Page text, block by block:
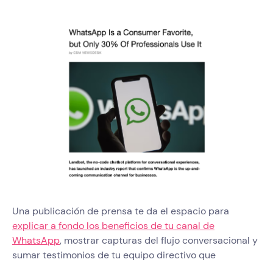
Una publicación de prensa te da el espacio para
explicar a fondo los beneficios de tu canal de
WhatsApp, mostrar capturas del flujo conversacional y
sumar testimonios de tu equipo directivo que